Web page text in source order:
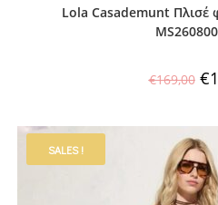
Lola Casademunt Πλισέ
€169,00 €
SALES !